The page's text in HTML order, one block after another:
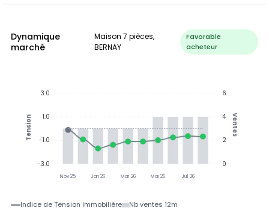
Dynamique
marché
Maison 7 pièces,
BERNAY
Favorable
acheteur
Nov 25 Jan 26 Mar 26 Mai 26 Jul 26
6
4
2
0
Ventes
3.0
1.0
-1.0
-3.0
Tension
Indice de Tension Immobilière Nb ventes 12m